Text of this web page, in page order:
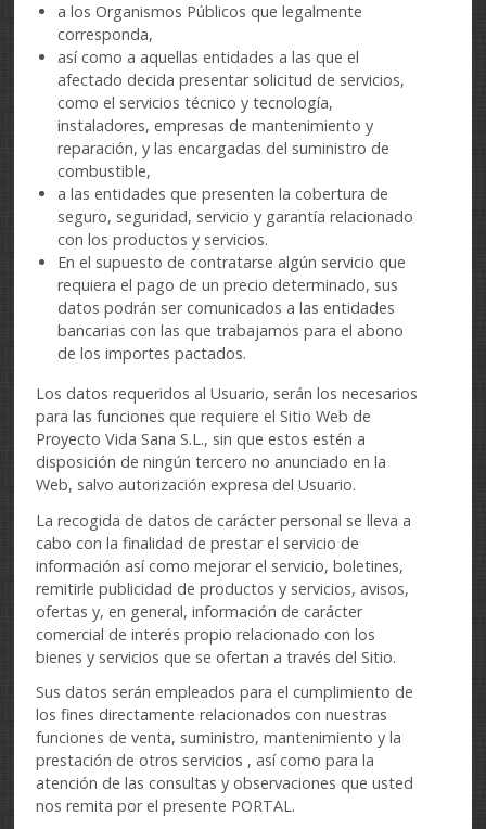
a los Organismos Públicos que legalmente
corresponda,
así como a aquellas entidades a las que el
afectado decida presentar solicitud de servicios,
como el servicios técnico y tecnología,
instaladores, empresas de mantenimiento y
reparación, y las encargadas del suministro de
combustible,
a las entidades que presenten la cobertura de
seguro, seguridad, servicio y garantía relacionado
con los productos y servicios.
En el supuesto de contratarse algún servicio que
requiera el pago de un precio determinado, sus
datos podrán ser comunicados a las entidades
bancarias con las que trabajamos para el abono
de los importes pactados.
Los datos requeridos al Usuario, serán los necesarios
para las funciones que requiere el Sitio Web de
Proyecto Vida Sana S.L., sin que estos estén a
disposición de ningún tercero no anunciado en la
Web, salvo autorización expresa del Usuario.
La recogida de datos de carácter personal se lleva a
cabo con la finalidad de prestar el servicio de
información así como mejorar el servicio, boletines,
remitirle publicidad de productos y servicios, avisos,
ofertas y, en general, información de carácter
comercial de interés propio relacionado con los
bienes y servicios que se ofertan a través del Sitio.
Sus datos serán empleados para el cumplimiento de
los fines directamente relacionados con nuestras
funciones de venta, suministro, mantenimiento y la
prestación de otros servicios , así como para la
atención de las consultas y observaciones que usted
nos remita por el presente PORTAL.